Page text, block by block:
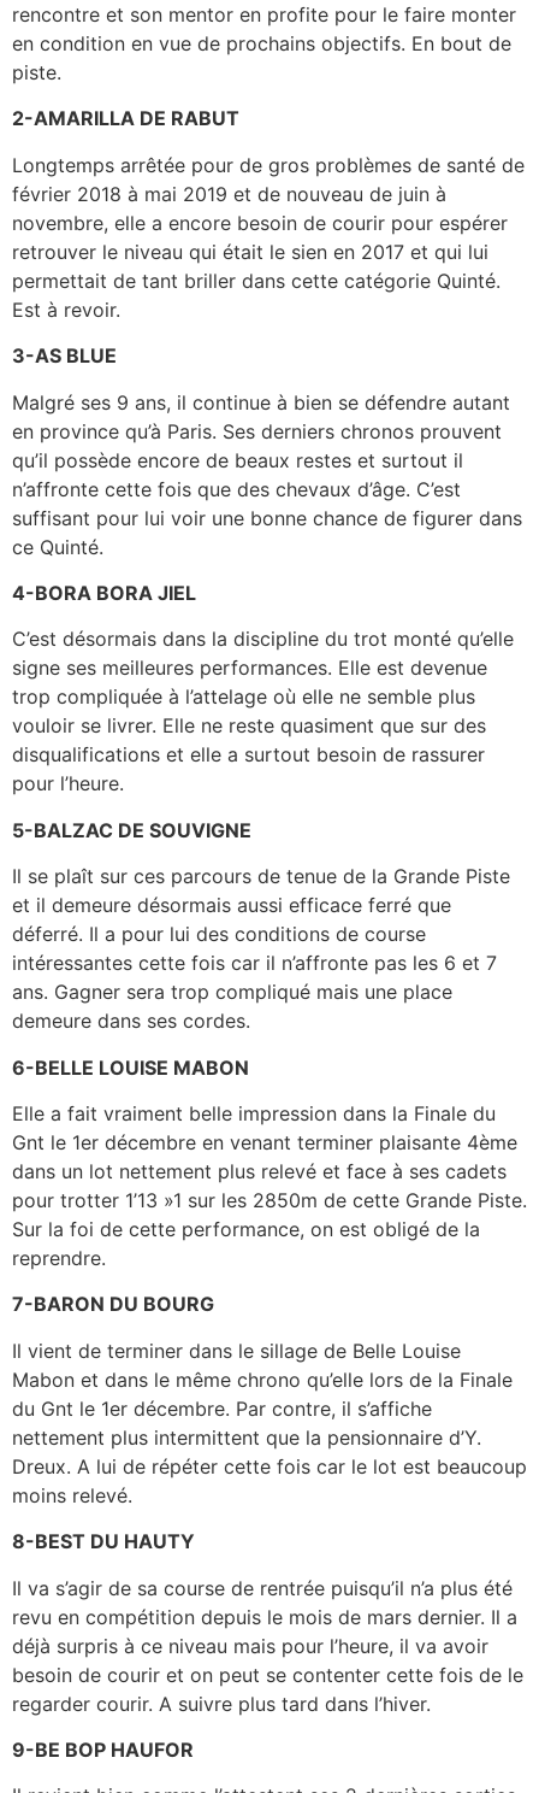
rencontre et son mentor en profite pour le faire monter
en condition en vue de prochains objectifs. En bout de
piste.
2-AMARILLA DE RABUT
Longtemps arrêtée pour de gros problèmes de santé de
février 2018 à mai 2019 et de nouveau de juin à
novembre, elle a encore besoin de courir pour espérer
retrouver le niveau qui était le sien en 2017 et qui lui
permettait de tant briller dans cette catégorie Quinté.
Est à revoir.
3-AS BLUE
Malgré ses 9 ans, il continue à bien se défendre autant
en province qu’à Paris. Ses derniers chronos prouvent
qu’il possède encore de beaux restes et surtout il
n’affronte cette fois que des chevaux d’âge. C’est
suffisant pour lui voir une bonne chance de figurer dans
ce Quinté.
4-BORA BORA JIEL
C’est désormais dans la discipline du trot monté qu’elle
signe ses meilleures performances. Elle est devenue
trop compliquée à l’attelage où elle ne semble plus
vouloir se livrer. Elle ne reste quasiment que sur des
disqualifications et elle a surtout besoin de rassurer
pour l’heure.
5-BALZAC DE SOUVIGNE
Il se plaît sur ces parcours de tenue de la Grande Piste
et il demeure désormais aussi efficace ferré que
déferré. Il a pour lui des conditions de course
intéressantes cette fois car il n’affronte pas les 6 et 7
ans. Gagner sera trop compliqué mais une place
demeure dans ses cordes.
6-BELLE LOUISE MABON
Elle a fait vraiment belle impression dans la Finale du
Gnt le 1er décembre en venant terminer plaisante 4ème
dans un lot nettement plus relevé et face à ses cadets
pour trotter 1’13 »1 sur les 2850m de cette Grande Piste.
Sur la foi de cette performance, on est obligé de la
reprendre.
7-BARON DU BOURG
Il vient de terminer dans le sillage de Belle Louise
Mabon et dans le même chrono qu’elle lors de la Finale
du Gnt le 1er décembre. Par contre, il s’affiche
nettement plus intermittent que la pensionnaire d’Y.
Dreux. A lui de répéter cette fois car le lot est beaucoup
moins relevé.
8-BEST DU HAUTY
Il va s’agir de sa course de rentrée puisqu’il n’a plus été
revu en compétition depuis le mois de mars dernier. Il a
déjà surpris à ce niveau mais pour l’heure, il va avoir
besoin de courir et on peut se contenter cette fois de le
regarder courir. A suivre plus tard dans l’hiver.
9-BE BOP HAUFOR